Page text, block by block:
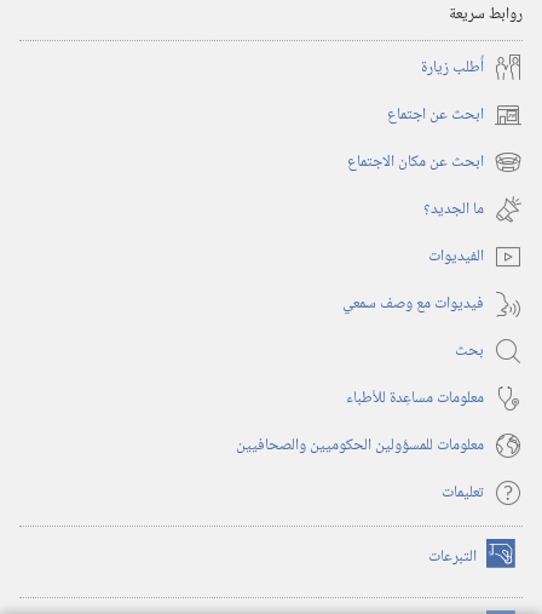
روابط سريعة
أُطلب زيارة
ابحث عن اجتماع (يفتح
نافذة ابحث عن مكان الاجتماع (يفتح
نافذة
جديدة)
ما الجديد؟‏
الفيديوات
فيديوات مع وصف سمعي
بحث
معلومات مساعِدة للأطباء
معلومات للمسؤولين الحكوميين والصحافيين
تعليمات
التبرعات (يفتح
نافذة